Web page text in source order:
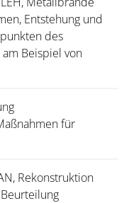
Entstehung und
des
Beispiel von
für
Rekonstruktion